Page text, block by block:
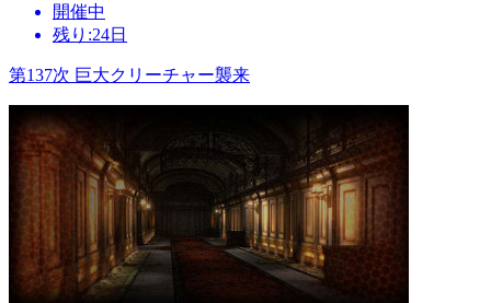
開催中
残り:24日
第137次 巨大クリーチャー襲来